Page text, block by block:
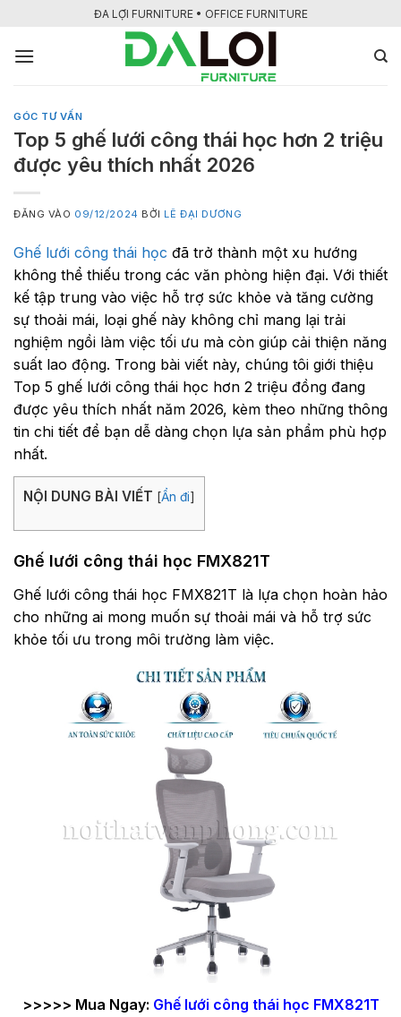
nội
ĐA LỢI FURNITURE • OFFICE FURNITURE
GÓC TƯ VẤN
Top 5 ghế lưới công thái học hơn 2 triệu
được yêu thích nhất 2026
ĐĂNG VÀO 09/12/2024 BỞI LÊ ĐẠI DƯƠNG
Ghế lưới công thái học đã trở thành một xu hướng
không thể thiếu trong các văn phòng hiện đại. Với thiết
kế tập trung vào việc hỗ trợ sức khỏe và tăng cường
sự thoải mái, loại ghế này không chỉ mang lại trải
nghiệm ngồi làm việc tối ưu mà còn giúp cải thiện năng
suất lao động. Trong bài viết này, chúng tôi giới thiệu
Top 5 ghế lưới công thái học hơn 2 triệu đồng đang
được yêu thích nhất năm 2026, kèm theo những thông
tin chi tiết để bạn dễ dàng chọn lựa sản phẩm phù hợp
nhất.
NỘI DUNG BÀI VIẾT [Ẩn đi]
Ghế lưới công thái học FMX821T
Ghế lưới công thái học FMX821T là lựa chọn hoàn hảo
cho những ai mong muốn sự thoải mái và hỗ trợ sức
khỏe tối ưu trong môi trường làm việc.
>>>>> Mua Ngay: Ghế lưới công thái học FMX821T